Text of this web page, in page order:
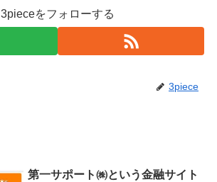
3pieceをフォローする
3piece
第一サポート㈱という金融サイト